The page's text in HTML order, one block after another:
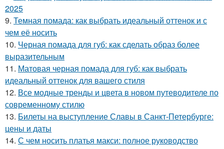
2025
9. Темная помада: как выбрать идеальный оттенок и с
чем её носить
10. Черная помада для губ: как сделать образ более
выразительным
11. Матовая черная помада для губ: как выбрать
идеальный оттенок для вашего стиля
12. Все модные тренды и цвета в новом путеводителе по
современному стилю
13. Билеты на выступление Славы в Санкт-Петербурге:
цены и даты
14. С чем носить платья макси: полное руководство